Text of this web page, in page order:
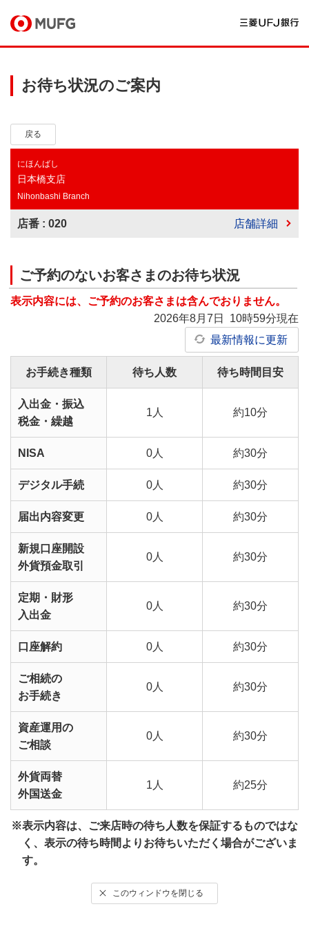
お待ち状況のご案内
戻る
にほんばし
日本橋支店
Nihonbashi Branch
店番 : 020 店舗詳細
ご予約のないお客さまのお待ち状況
表示内容には、ご予約のお客さまは含んでおりません。
2026年8月7日 10時59分現在
最新情報に更新
お手続き種類 待ち人数 待ち時間目安
入出金・振込
税金・繰越
1人 約10分
NISA 0人 約30分
デジタル手続 0人 約30分
届出内容変更 0人 約30分
新規口座開設
外貨預金取引
0人 約30分
定期・財形
入出金
0人 約30分
口座解約 0人 約30分
ご相続の
お手続き
0人 約30分
資産運用の
ご相談
0人 約30分
外貨両替
外国送金
1人 約25分
表示内容は、ご来店時の待ち人数を保証するものではな
く、表示の待ち時間よりお待ちいただく場合がございま
す。
このウィンドウを閉じる